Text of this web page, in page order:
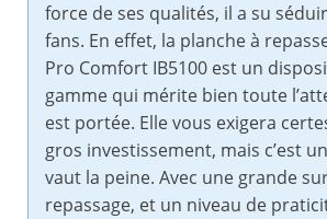
force de ses qualités, il a su
fans. En effet, la planche à
Pro Comfort IB5100 est un
gamme qui mérite bien toute
est portée. Elle vous exigera
gros investissement, mais c’est
vaut la peine. Avec une grande
repassage, et un niveau de